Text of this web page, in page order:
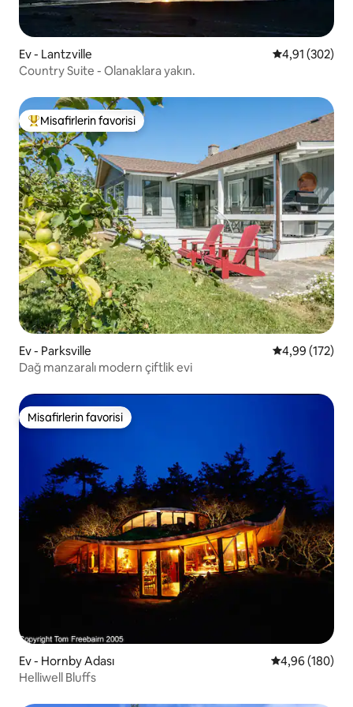
Ev - Lantzville 5 üzerinden
4,91 (302)
Country Suite - Olanaklara yakın.
Misafirlerin favorilerinden en beğenilenler arasında
Misafirlerin favorisi
Ev - Parksville 5 üzerinden
4,99 (172)
Dağ manzaralı modern çiftlik evi
Misafirlerin favorisi
Misafirlerin favorisi
Ev - Hornby Adası 5 üzerinden
4,96 (180)
Helliwell Bluffs